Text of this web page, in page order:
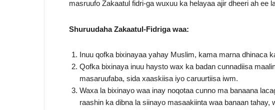
masruufo Zakaatul fidri-ga wuxuu ka helayaa ajir dheeri ah ee
Shuruudaha Zakaatul-Fidriga waa:
Inuu qofka bixinayaa yahay Muslim, kama marna dhinaca
Qofka bixinaya inuu haysto wax ka badan cunnadiisa
masaruufaba, sida xaaskiisa iyo caruurtiisa iwm.
Waxa la bixinayo waa inay noqotaa cunno ma banaana
raashin ka dibna la siinayo masaakiinta waa banaan